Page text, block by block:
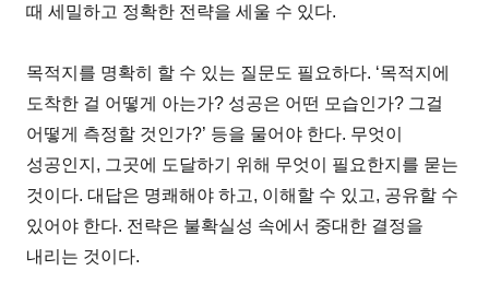
때 세밀하고 정확한 전략을 세울 수 있다.
목적지를 명확히 할 수 있는 질문도 필요하다. ‘목적지에
도착한 걸 어떻게 아는가? 성공은 어떤 모습인가? 그걸
어떻게 측정할 것인가?’ 등을 물어야 한다. 무엇이
성공인지, 그곳에 도달하기 위해 무엇이 필요한지를 묻는
것이다. 대답은 명쾌해야 하고, 이해할 수 있고, 공유할 수
있어야 한다. 전략은 불확실성 속에서 중대한 결정을
내리는 것이다.